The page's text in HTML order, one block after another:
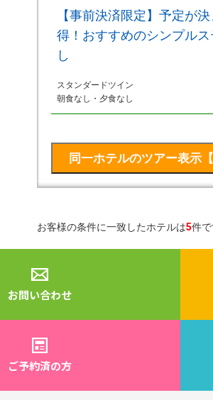
【事前決済限定】予定が
得！おすすめのシンプル
し
スタンダードツイン
朝食なし・夕食なし
お客様の条件に一致したホテルは5件
お問い合わせ
ご予約済の方